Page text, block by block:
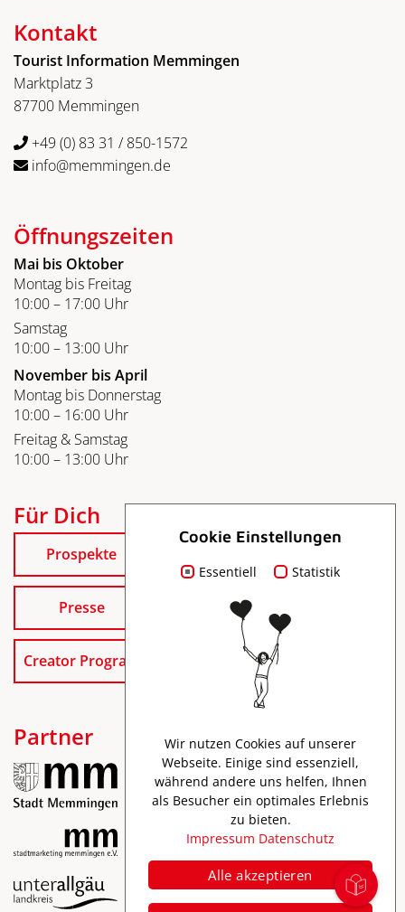
Kontakt
Tourist Information Memmingen
Marktplatz 3
87700 Memmingen
+49 (0) 83 31 / 850-1572
info@memmingen.de
Öffnungszeiten
Mai bis Oktober
Montag bis Freitag
10:00 – 17:00 Uhr
Samstag
10:00 – 13:00 Uhr
November bis April
Montag bis Donnerstag
10:00 – 16:00 Uhr
Freitag & Samstag
10:00 – 13:00 Uhr
Für Dich
Prospekte
Presse
Creator Program
Partner
Impressum
Cookie Einstellungen
Essentiell Statistik
Wir nutzen Cookies auf unserer
Webseite. Einige sind essenziell,
während andere uns helfen, Ihnen
als Besucher ein optimales Erlebnis
zu bieten.
Impressum Datenschutz
Alle akzeptieren